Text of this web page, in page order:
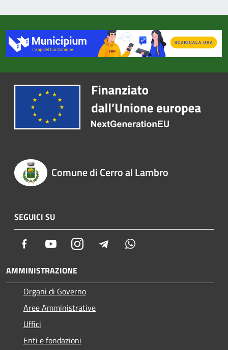
Comune di Cerro al Lambro
SEGUICI SU
Facebook YoutubeInstagram Telegram
AMMINISTRAZIONE
Organi di Governo
Aree Amministrative
Uffici
Enti e fondazioni